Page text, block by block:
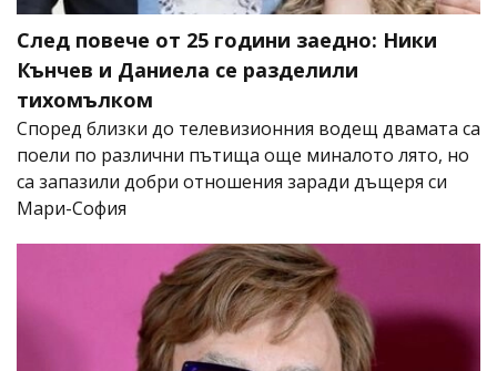
След повече от 25 години заедно: Ники
Кънчев и Даниела се разделили
тихомълком
Според близки до телевизионния водещ двамата са
поели по различни пътища още миналото лято, но
са запазили добри отношения заради дъщеря си
Мари-София